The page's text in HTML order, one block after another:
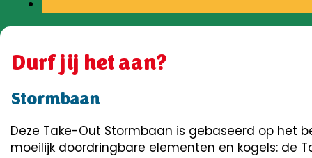
Durf jij het aan?
Stormbaan
Deze Take-Out Stormbaan is gebaseerd op het
moeilijk doordringbare elementen en kogels: de